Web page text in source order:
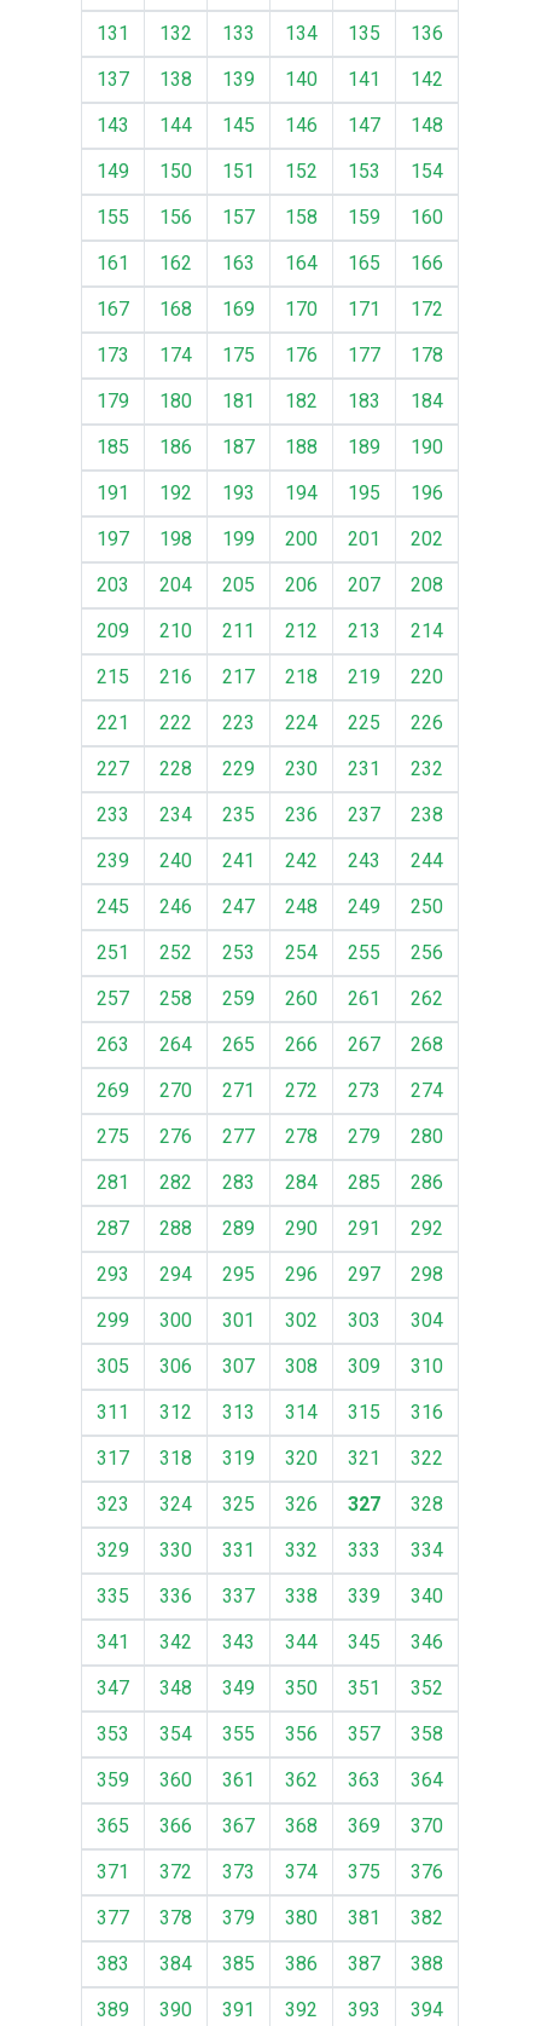
131
132 133 134 135
136
137
138 139 140 141
142
143
144 145 146 147
148
149
150 151 152 153
154
155
156 157 158 159
160
161
162 163 164 165
166
167
168 169 170 171
172
173
174 175 176 177
178
179
180 181 182 183
184
185
186 187 188 189
190
191
192 193 194 195
196
197
198 199 200 201
202
203
204 205 206 207
208
209
210 211 212 213
214
215
216 217 218 219
220
221
222 223 224 225
226
227
228 229 230 231
232
233
234 235 236 237
238
239
240 241 242 243
244
245
246 247 248 249
250
251
252 253 254 255
256
257
258 259 260 261
262
263
264 265 266 267
268
269
270 271 272 273
274
275
276 277 278 279
280
281
282 283 284 285
286
287
288 289 290 291
292
293
294 295 296 297
298
299
300 301 302 303
304
305
306 307 308 309
310
311
312 313 314 315
316
317
318 319 320 321
322
323
324 325 326 327
328
329
330 331 332 333
334
335
336 337 338 339
340
341
342 343 344 345
346
347
348 349 350 351
352
353
354 355 356 357
358
359
360 361 362 363
364
365
366 367 368 369
370
371
372 373 374 375
376
377
378 379 380 381
382
383
384 385 386 387
388
389
390 391 392 393 394